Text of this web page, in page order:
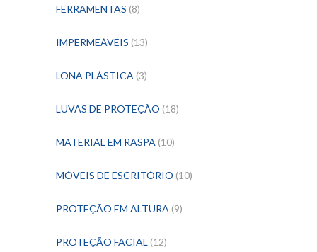
FERRAMENTAS (8)
IMPERMEÁVEIS (13)
LONA PLÁSTICA (3)
LUVAS DE PROTEÇÃO (18)
MATERIAL EM RASPA (10)
MÓVEIS DE ESCRITÓRIO (10)
PROTEÇÃO EM ALTURA (9)
PROTEÇÃO FACIAL (12)